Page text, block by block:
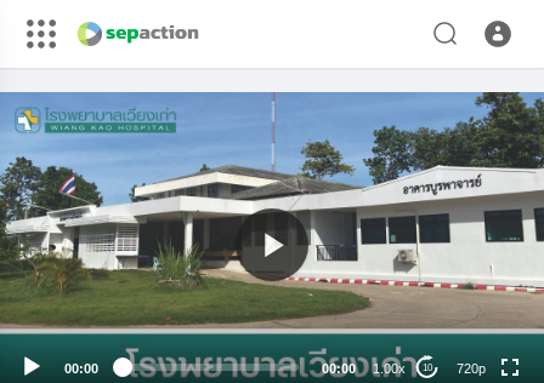
00:00 00:00 1.00x 10 720p
720p